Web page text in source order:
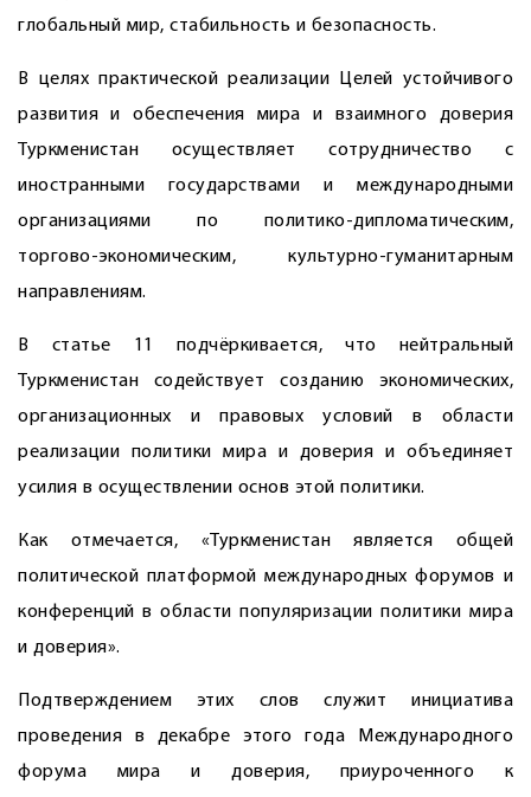
глобальный мир, стабильность и безопасность.
В целях практической реализации Целей устойчивого
развития и обес­печения мира и взаимного доверия
Туркменистан осуществляет сотрудничество с
иностранными государствами и международными
организациями по политико-дипломатическим,
торгово-экономическим, культурно-гуманитарным
направлениям.
В статье 11 подчёркивается, что нейтральный
Туркменистан содействует созданию экономических,
организационных и правовых условий в области
реализации политики мира и доверия и объединяет
усилия в осуществлении основ этой политики.
Как отмечается, «Туркменистан является общей
политической платформой международных форумов и
конференций в области популяризации политики мира
и доверия».
Подтверждением этих слов служит инициатива
проведения в декабре этого года Международного
форума мира и доверия, приуроченного к